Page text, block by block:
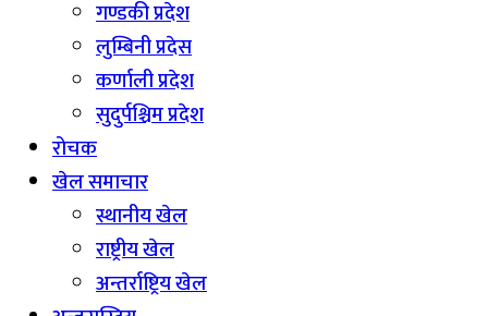
गण्डकी प्रदेश
लुम्बिनी प्रदेस
कर्णाली प्रदेश
सुदुर्पश्चिम प्रदेश
रोचक
खेल समाचार
स्थानीय खेल
राष्ट्रीय खेल
अन्तर्राष्ट्रिय खेल